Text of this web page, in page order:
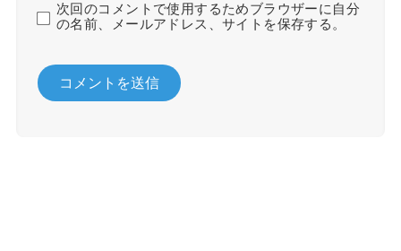
次回のコメントで使用するためブラウザーに自分
の名前、メールアドレス、サイトを保存する。